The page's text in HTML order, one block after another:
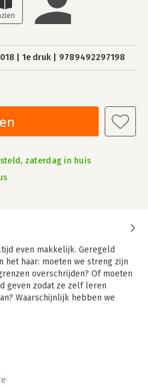
1e druk 9789492297198
zaterdag in huis
even makkelijk. Geregeld
het haar: moeten we streng zijn
overschrijden? Of moeten
geven zodat ze zelf leren
Waarschijnlijk hebben we
zich kunnen
nodig om ervaringen op te